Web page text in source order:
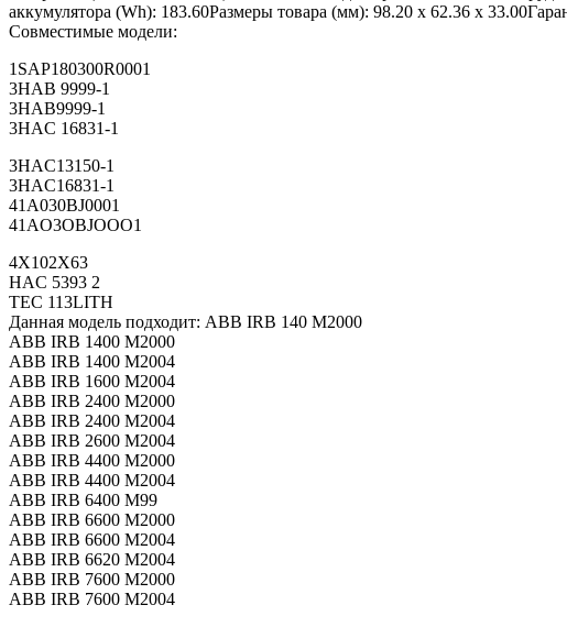
аккумулятора (Wh): 183.60Размеры товара (мм): 98.20 x 62.36 x
Совместимые модели:
1SAP180300R0001
3HAB 9999-1
3HAB9999-1
3HAC 16831-1
3HAC13150-1
3HAC16831-1
41A030BJ0001
41AO3OBJOOO1
4X102X63
HAC 5393 2
TEC 113LITH
Данная модель подходит: ABB IRB 140 M2000
ABB IRB 1400 M2000
ABB IRB 1400 M2004
ABB IRB 1600 M2004
ABB IRB 2400 M2000
ABB IRB 2400 M2004
ABB IRB 2600 M2004
ABB IRB 4400 M2000
ABB IRB 4400 M2004
ABB IRB 6400 M99
ABB IRB 6600 M2000
ABB IRB 6600 M2004
ABB IRB 6620 M2004
ABB IRB 7600 M2000
ABB IRB 7600 M2004